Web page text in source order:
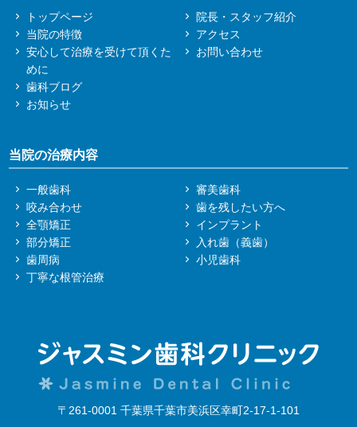
トップページ
当院の特徴
安心して治療を受けて頂くた
めに
歯科ブログ
お知らせ
院長・スタッフ紹介
アクセス
お問い合わせ
当院の治療内容
一般歯科
咬み合わせ
全顎矯正
部分矯正
歯周病
丁寧な根管治療
審美歯科
歯を残したい方へ
インプラント
入れ歯（義歯）
小児歯科
〒261-0001 千葉県千葉市美浜区幸町2-17-1-101